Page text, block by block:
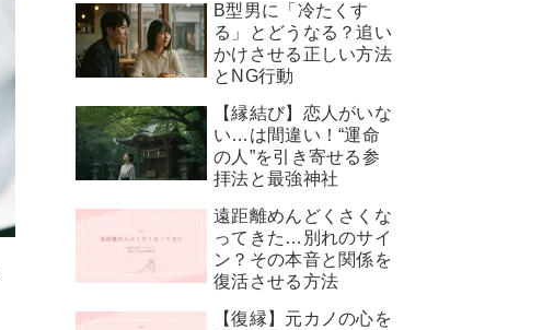
B型男に「冷たくす
る」とどうなる？追い
かけさせる正しい方法
とNG行動
【縁結び】恋人がいな
い…は間違い！“運命
の人”を引き寄せる参
拝法と最強神社
遠距離めんどくさくな
ってきた…別れのサイ
ン？その本音と関係を
復活させる方法
【復縁】元カノの心を